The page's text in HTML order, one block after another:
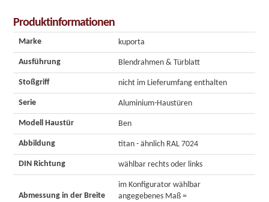
Produktinformationen
Marke kuporta
Ausführung Blendrahmen & Türblatt
Stoßgriff nicht im Lieferumfang enthalten
Serie Aluminium-Haustüren
Modell Haustür Ben
Abbildung titan - ähnlich RAL 7024
DIN Richtung wählbar rechts oder links
Abmessung in der Breite
im Konfigurator wählbar
angegebenes Maß =